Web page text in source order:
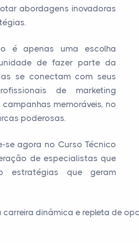
abordagens inovadoras
é apenas uma escolha
de fazer parte da
se conectam com seus
de marketing
memoráveis, no
poderosas.
se agora no Curso Técnico
de especialistas que
estratégias que geram
dinâmica e repleta de